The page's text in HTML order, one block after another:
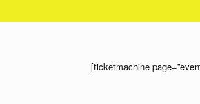
Inhalt
[ticketmachine